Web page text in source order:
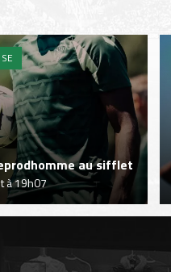
au sifflet
à 19h07